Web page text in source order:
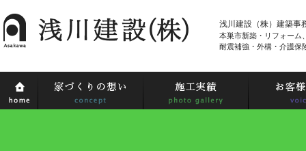
浅川建設（株）建築事
本巣市新築・リフォーム
耐震補強・外構・介護保